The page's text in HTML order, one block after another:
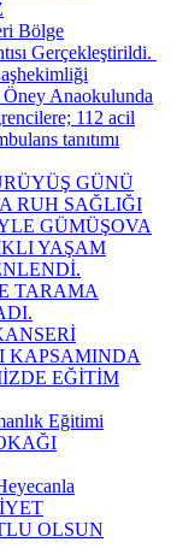
Bölge
Gerçekleştirildi.
Anaokulunda
112 acil
tanıtımı
GÜNÜ
RUH SAĞLIĞI
GÜMÜŞOVA
YAŞAM
TARAMA
KAPSAMINDA
EĞİTİM
Eğitimi
OLSUN